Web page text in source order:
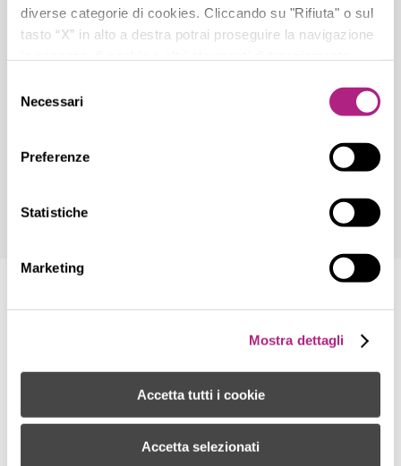
diverse categorie di cookies. Cliccando su "Rifiuta" o sul
tasto “X” in alto a destra potrai proseguire la navigazione
delNecessari
Preferenze
Statistiche
Marketing
Mostra dettagli
Accetta tutti i cookie
Accetta selezionati